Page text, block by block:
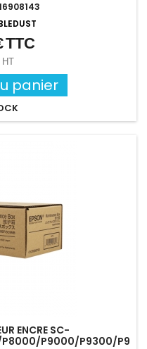
TTC
HT
panier
ENCRE SC-
P9000/P9300/